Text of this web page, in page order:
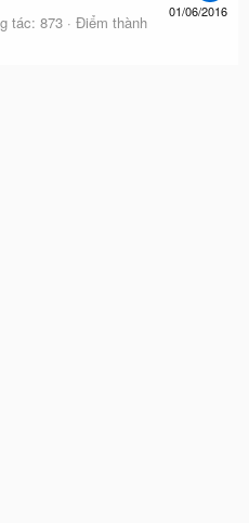
01/06/2016
tác 873
Điểm thành